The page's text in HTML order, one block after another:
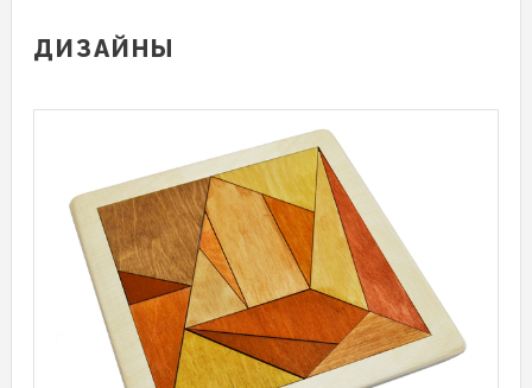
ДИЗАЙНЫ